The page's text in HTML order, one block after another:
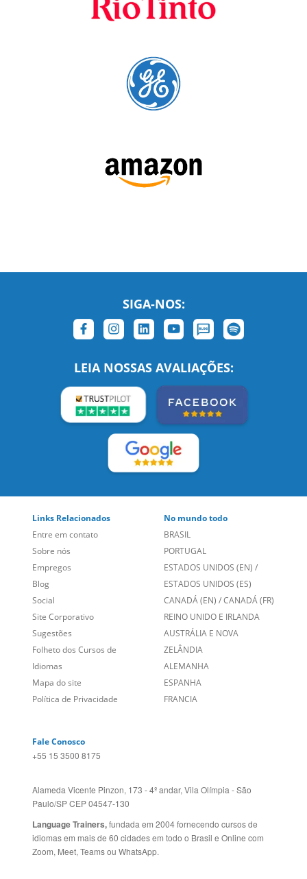
Entre em contato
Sobre nós
Empregos
Blog
Social
Site Corporativo
Sugestões
Folheto dos Cursos de
Idiomas
Mapa do site
Política de Privacidade
BRASIL
PORTUGAL
ESTADOS UNIDOS (EN)
ESTADOS UNIDOS (ES)
CANADÁ (EN)/CANADÁ (FR)
REINO UNIDO E IRLANDA
AUSTRÁLIA E NOVA
ZELÂNDIA
ALEMANHA
ESPANHA
FRANCIA
+55 15 3500 8175
Paulo/SP CEP 04547-130
Language Trainers,fundada em 2004 fornecendo cursos de
idiomas em mais de 60 cidades em todo o Brasil e Online com
Zoom, Meet, Teams ou WhatsApp.